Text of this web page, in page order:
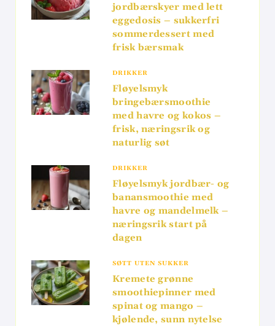
jordbærskyer med lett
eggedosis – sukkerfri
sommerdessert med
frisk bærsmak
DRIKKER
Fløyelsmyk
bringebærsmoothie
med havre og kokos –
frisk, næringsrik og
naturlig søt
DRIKKER
Fløyelsmyk jordbær- og
banansmoothie med
havre og mandelmelk –
næringsrik start på
dagen
SØTT UTEN SUKKER
Kremete grønne
smoothiepinner med
spinat og mango –
kjølende, sunn nytelse